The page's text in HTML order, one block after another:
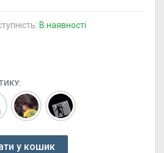
В наявності
у кошик